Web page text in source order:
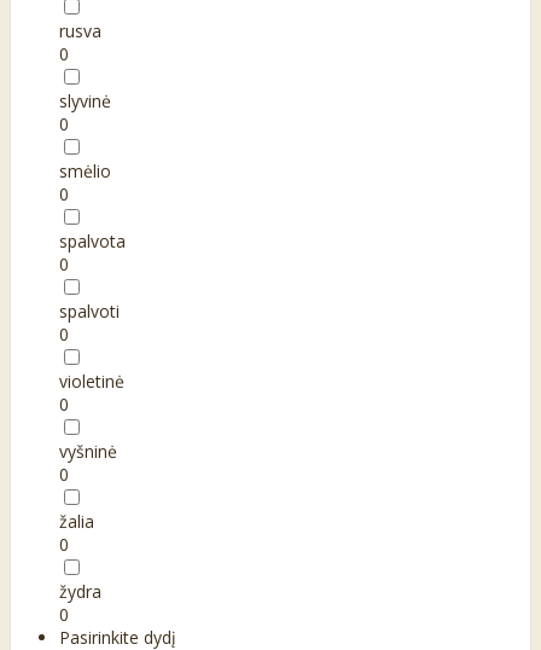
rusva
0
slyvinė
0
smėlio
0
spalvota
0
spalvoti
0
violetinė
0
vyšninė
0
žalia
0
žydra
0
Pasirinkite dydį